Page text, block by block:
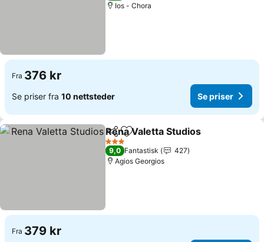
Ios - Chora
Fra 376 kr
Se priser fra 10 nettsteder Se priser
Del Legg til i favoritter
Rena Valetta Studios
3 Stjerner
9,0 Fantastisk
427
Agios Georgios
Fra 379 kr